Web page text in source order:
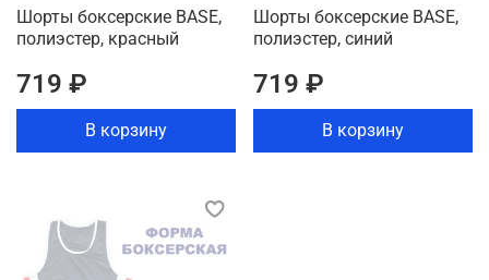
Шорты боксерские BASE,
полиэстер, красный
719 ₽
В корзину
Шорты боксерские BASE,
полиэстер, синий
719 ₽
В корзину